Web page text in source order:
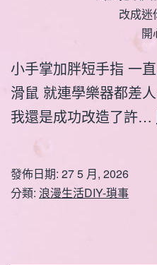
改成迷
開
小手掌加胖短手指 一
滑鼠 就連學樂器都差
我還是成功改造了許…
發佈日期: 27 5 月, 2026
分類: 浪漫生活DIY-瑣事